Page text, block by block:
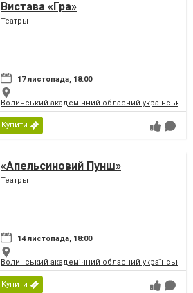
Вистава «Гра»
Театры
17 листопада, 18:00
Волинський академічний обласний
Купити
«Апельсиновий Пунш»
Театры
14 листопада, 18:00
Волинський академічний обласний
Купити